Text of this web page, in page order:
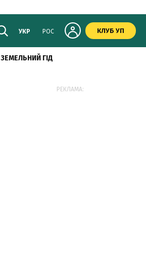
УКР РОС КЛУБ УП
ЗЕМЕЛЬНИЙ ГІД
РЕКЛАМА: